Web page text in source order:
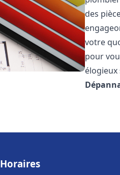
des
votre
pour
Horaires